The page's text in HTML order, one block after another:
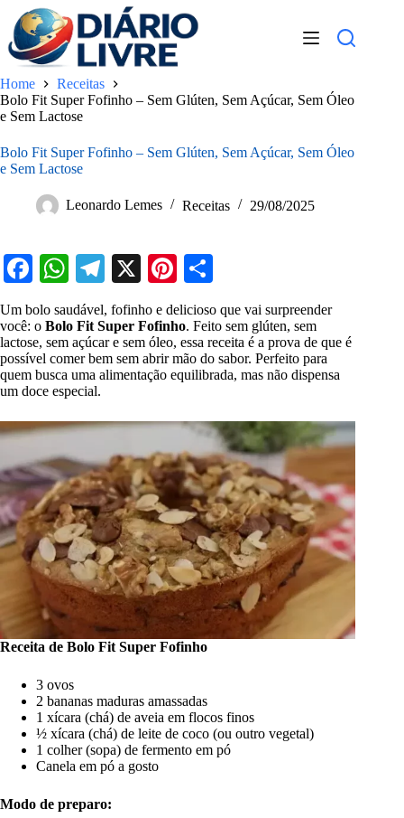
para
conteúdo
Home
Receitas
Bolo Fit Super Fofinho – Sem Glúten, Sem Açúcar, Sem Óleo
e Sem Lactose
Bolo Fit Super Fofinho – Sem Glúten, Sem Açúcar, Sem Óleo
e Sem Lactose
Leonardo Lemes Receitas 29/08/2025
Fa
ce
bo
ok
W
ha
ts
A
pp
Te
le
gr
a
m
X
Pi
nt
er
es
t
ha
re
Um bolo saudável, fofinho e delicioso que vai surpreender
você: o Bolo Fit Super Fofinho. Feito sem glúten, sem
lactose, sem açúcar e sem óleo, essa receita é a prova de que é
possível comer bem sem abrir mão do sabor. Perfeito para
quem busca uma alimentação equilibrada, mas não dispensa
um doce especial.
Receita de Bolo Fit Super Fofinho
3 ovos
2 bananas maduras amassadas
1 xícara (chá) de aveia em flocos finos
½ xícara (chá) de leite de coco (ou outro vegetal)
1 colher (sopa) de fermento em pó
Canela em pó a gosto
Modo de preparo: